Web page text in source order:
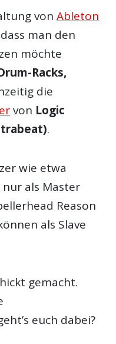
vonAbleton
man den
möchte
Racks,
die
von Logic
.
wie etwa
nur als Master
Reason
als Slave
gemacht.
euch dabei?